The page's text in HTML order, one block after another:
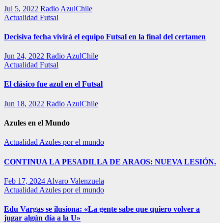
Jul 5, 2022 Radio AzulChile
Actualidad Futsal
Decisiva fecha vivirá el equipo Futsal en la final del certamen
Jun 24, 2022 Radio AzulChile
Actualidad Futsal
El clásico fue azul en el Futsal
Jun 18, 2022 Radio AzulChile
Azules en el Mundo
Actualidad Azules por el mundo
CONTINUA LA PESADILLA DE ARAOS: NUEVA LESIÓN.
Feb 17, 2024 Alvaro Valenzuela
Actualidad Azules por el mundo
Edu Vargas se ilusiona: «La gente sabe que quiero volver a
jugar algún día a la U»